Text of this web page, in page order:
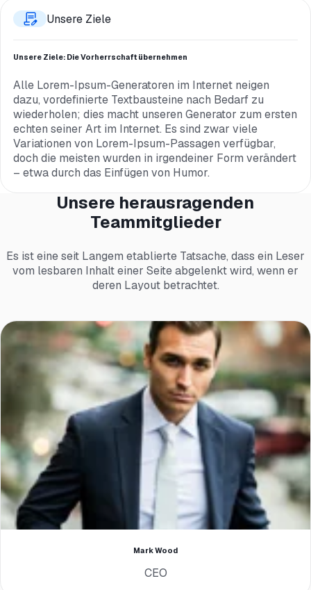
Unsere Ziele
Unsere Ziele: Die Vorherrschaft übernehmen
Alle Lorem-Ipsum-Generatoren im Internet neigen
dazu, vordefinierte Textbausteine ​​nach Bedarf zu
wiederholen; dies macht unseren Generator zum ersten
echten seiner Art im Internet. Es sind zwar viele
Variationen von Lorem-Ipsum-Passagen verfügbar,
doch die meisten wurden in irgendeiner Form verändert
– etwa durch das Einfügen von Humor.
Unsere herausragenden
Teammitglieder
Es ist eine seit Langem etablierte Tatsache, dass ein Leser
vom lesbaren Inhalt einer Seite abgelenkt wird, wenn er
deren Layout betrachtet.
Mark Wood
CEO